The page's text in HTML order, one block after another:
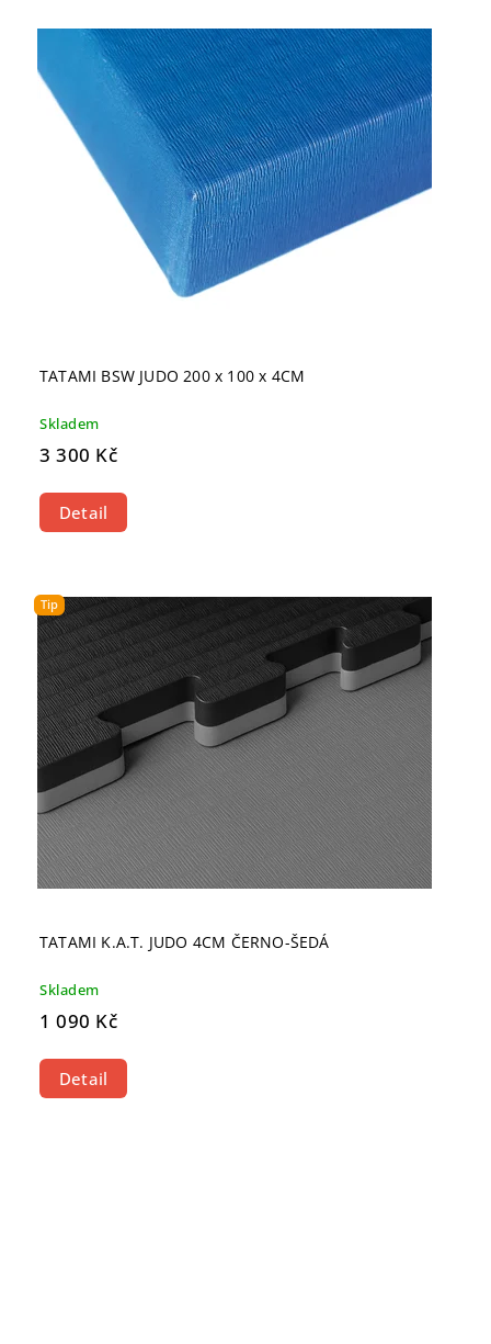
TATAMI BSW JUDO 200 x 100 x 4CM
Skladem
3 300 Kč
Detail
Tip
TATAMI K.A.T. JUDO 4CM ČERNO-ŠEDÁ
Skladem
1 090 Kč
Detail